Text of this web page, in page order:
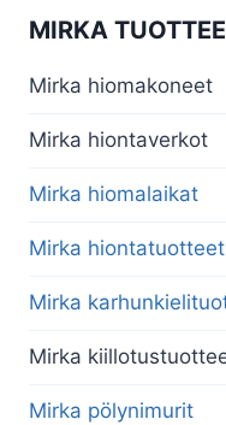
MIRKA
Mirka hiomakoneet
Mirka hiontaverkot
Mirka hiomalaikat
Mirka
Mirka
Mirka
Mirka pölynimurit